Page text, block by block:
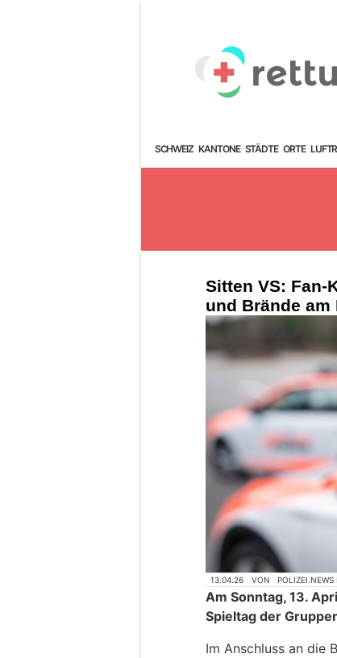
SCHWEIZ KANTONE STÄDTE ORTE
Sitten VS: Fan-
und Brände am
13.04.26 VON POLIZEI.NEWS
Am Sonntag, 13.
Spieltag der
Im Anschluss an die